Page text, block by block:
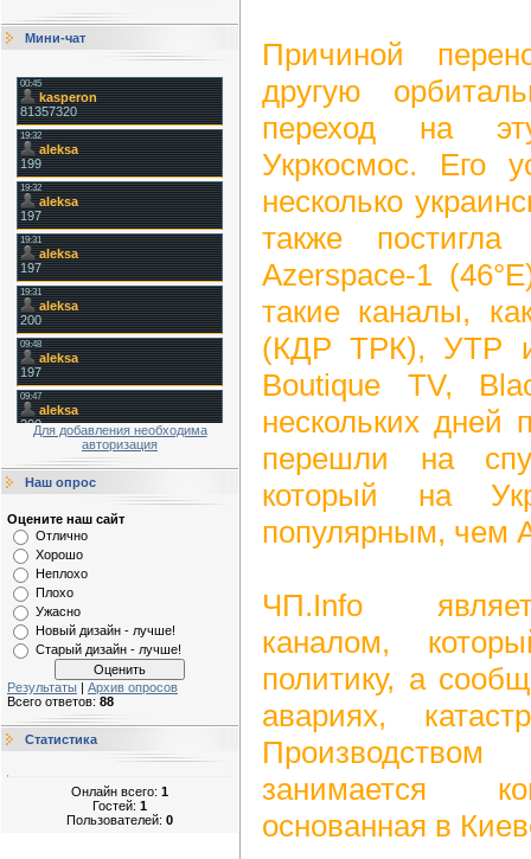
Мини-чат
Для добавления необходима
авторизация
Наш опрос
Оцените наш сайт
Отлично
Хорошо
Неплохо
Плохо
Ужасно
Новый дизайн - лучше!
Старый дизайн - лучше!
Результаты | Архив опросов
Всего ответов: 88
Статистика
Онлайн всего: 1
Гостей: 1
Пользователей: 0
Причиной
другую
переход на
Укркосмос. Его
несколько
также
Azerspace-1
такие каналы,
(КДР ТРК), УТР
Boutique TV,
нескольких дней
перешли на
который на
популярным, чем
ЧП.Info
каналом,
политику, а
авариях,
занимается
основанная в